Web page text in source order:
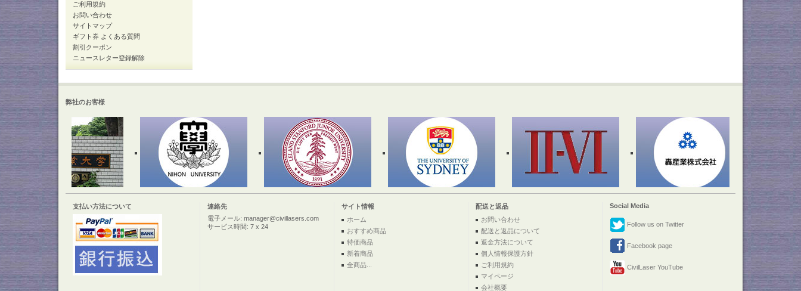
ご利用規約
お問い合わせ
サイトマップ
ギフト券 よくある質問
割引クーポン
ニュースレター登録解除
弊社のお客様
支払い方法について 連絡先 サイト情報 配送と返品
Social Media
電子メール: manager@civillasers.com
サービス時間: 7 x 24
ホーム
おすすめ商品
特価商品
新着商品
全商品...
お問い合わせ
配送と返品について
返金方法について
個人情報保護方針
ご利用規約
マイページ
会社概要
Follow us on Twitter
Facebook page
CivilLaser YouTube